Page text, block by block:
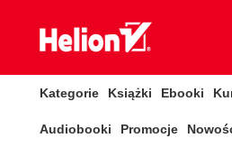
Kategorie Książki Ebooki
Audiobooki Promocje